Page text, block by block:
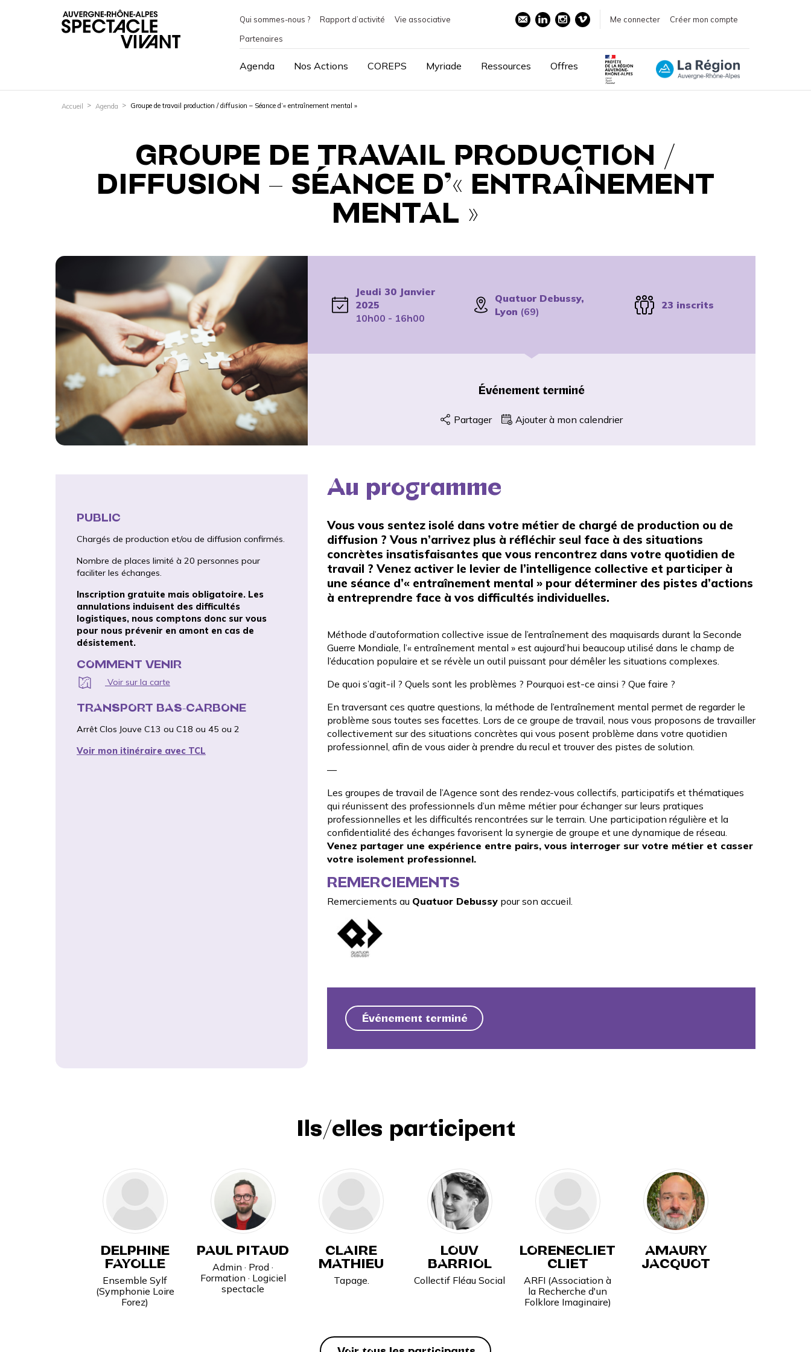
Qui sommes-nous ? Rapport d’activité
Vie associative
Partenaires
Me connecter Créer mon compte
Agenda Nos Actions COREPS Myriade Ressources Offres
Accueil Agenda Groupe de travail production / diffusion – Séance d’« entraînement mental »
GROUPE DE TRAVAIL PRODUCTION /
DIFFUSION – SÉANCE D’« ENTRAÎNEMENT
MENTAL »
Jeudi 30 Janvier
2025
10h00 - 16h00
Quatuor Debussy,
Lyon (69)
23 inscrits
Événement terminé
Partager Ajouter à mon calendrier
PUBLIC
Chargés de production et/ou de diffusion confirmés.
Nombre de places limité à 20 personnes pour
faciliter les échanges.
Inscription gratuite mais obligatoire. Les
annulations induisent des difficultés
logistiques, nous comptons donc sur vous
pour nous prévenir en amont en cas de
désistement.
COMMENT VENIR
Voir sur la carte
TRANSPORT BAS-CARBONE
Arrêt Clos Jouve C13 ou C18 ou 45 ou 2
Voir mon itinéraire avec TCL
Au programme
Vous vous sentez isolé dans votre métier de chargé de production ou de
diffusion ? Vous n’arrivez plus à réfléchir seul face à des situations
concrètes insatisfaisantes que vous rencontrez dans votre quotidien de
travail ? Venez activer le levier de l’intelligence collective et participer à
une séance d’« entraînement mental » pour déterminer des pistes d’actions
à entreprendre face à vos difficultés individuelles.
Méthode d’autoformation collective issue de l’entraînement des maquisards durant la Seconde
Guerre Mondiale, l’« entraînement mental » est aujourd’hui beaucoup utilisé dans le champ de
l’éducation populaire et se révèle un outil puissant pour démêler les situations complexes.
De quoi s’agit-il ? Quels sont les problèmes ? Pourquoi est-ce ainsi ? Que faire ?
En traversant ces quatre questions, la méthode de l’entraînement mental permet de regarder le
problème sous toutes ses facettes. Lors de ce groupe de travail, nous vous proposons de travailler
collectivement sur des situations concrètes qui vous posent problème dans votre quotidien
professionnel, afin de vous aider à prendre du recul et trouver des pistes de solution.
—
Les groupes de travail de l’Agence sont des rendez-vous collectifs, participatifs et thématiques
qui réunissent des professionnels d’un même métier pour échanger sur leurs pratiques
professionnelles et les difficultés rencontrées sur le terrain. Une participation régulière et la
confidentialité des échanges favorisent la synergie de groupe et une dynamique de réseau.
Venez partager une expérience entre pairs, vous interroger sur votre métier et casser
votre isolement professionnel.
REMERCIEMENTS
Remerciements au Quatuor Debussypour son accueil.
Événement terminé
Ils/elles participent
DELPHINE
FAYOLLE
Ensemble Sylf
(Symphonie Loire
Forez)
PAUL PITAUD
Admin · Prod ·
Formation · Logiciel
spectacle
CLAIRE
MATHIEU
Tapage.
LOUV
BARRIOL
Collectif Fléau Social
LORENECLIET
CLIET
ARFI (Association à
la Recherche d'un
Folklore Imaginaire)
AMAURY
JACQUOT